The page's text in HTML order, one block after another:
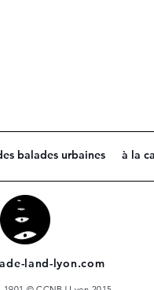
balades urbaines à la
land-lyon.com